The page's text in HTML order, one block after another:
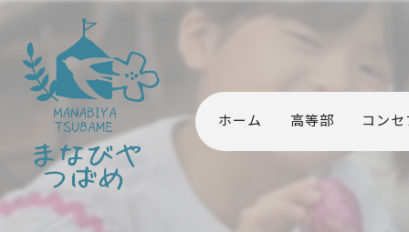
ホーム 高等部 コンセ